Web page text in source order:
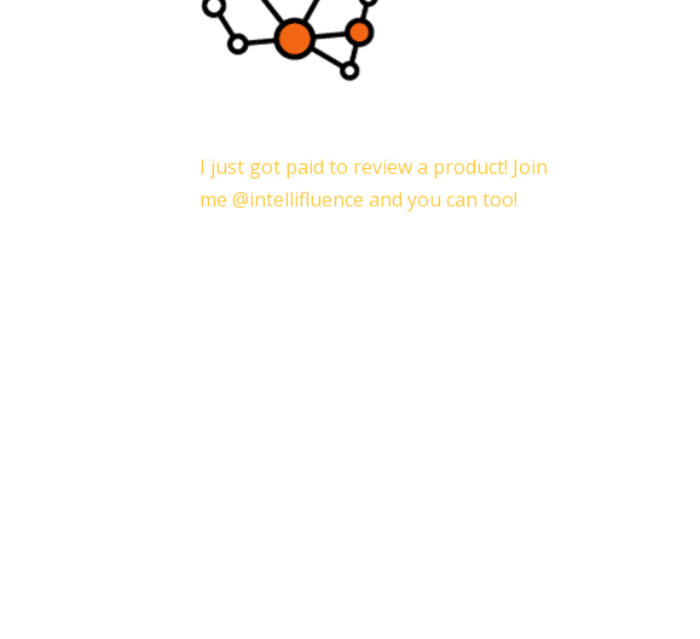
I just got paid to review a product! Join
me @intellifluence and you can too!